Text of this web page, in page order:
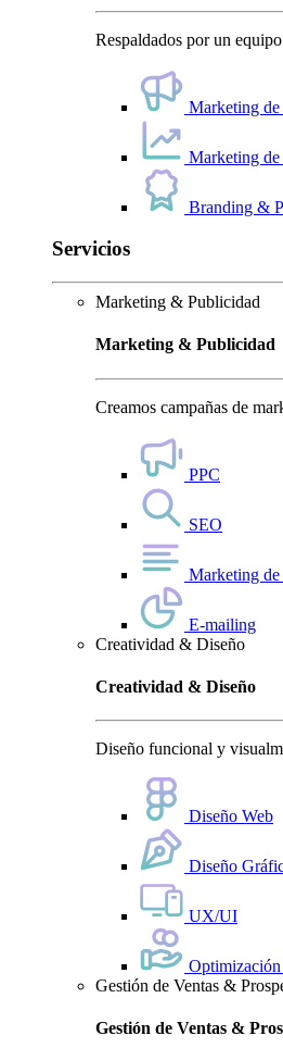
Respaldados por un
Marketing
Marketing
Branding &
Servicios
Marketing & Publicidad
Marketing & Publicidad
Creamos campañas de
PPC
SEO
Marketing
E-mailing
Creatividad & Diseño
Creatividad & Diseño
Diseño funcional y
Diseño Web
Diseño
UX/UI
Optimización
Gestión de Ventas &
Gestión de Ventas &